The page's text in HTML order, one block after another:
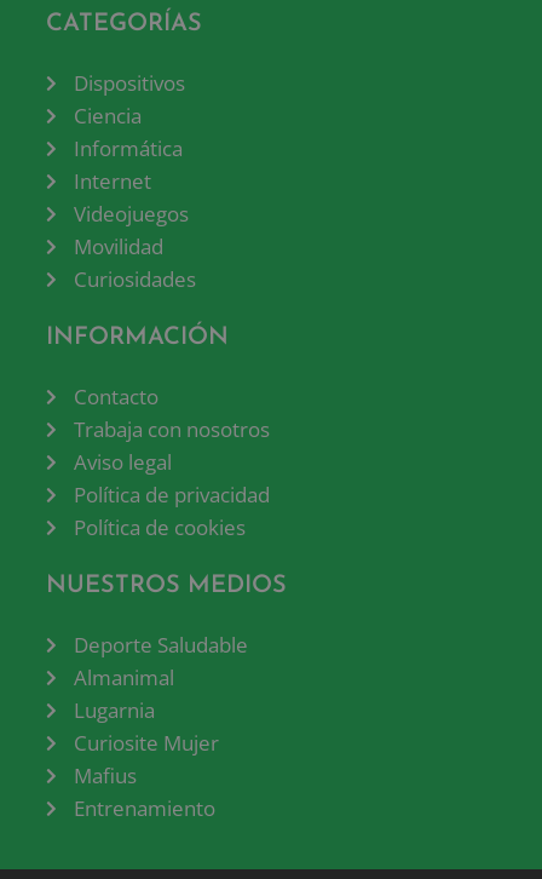
CATEGORÍAS
Dispositivos
Ciencia
Informática
Internet
Videojuegos
Movilidad
Curiosidades
INFORMACIÓN
Contacto
Trabaja con nosotros
Aviso legal
Política de privacidad
Política de cookies
NUESTROS MEDIOS
Deporte Saludable
Almanimal
Lugarnia
Curiosite Mujer
Mafius
Entrenamiento